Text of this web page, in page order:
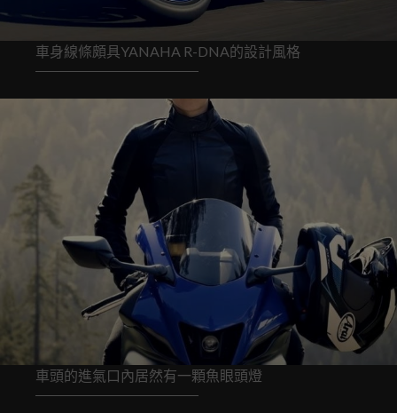
車身線條頗具YANAHA R-DNA的設計風格
車頭的進氣口內居然有一顆魚眼頭燈